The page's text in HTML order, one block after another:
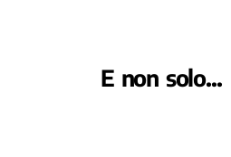
E non solo...